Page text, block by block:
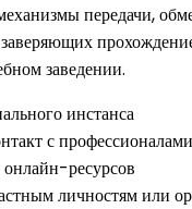
передачи,
заведении.
инстанса
с
ресурсов
личностям или